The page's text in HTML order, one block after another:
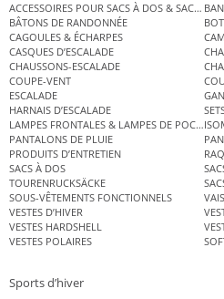
ACCESSOIRES POUR SACS À DOS & SACS
BÂTONS DE RANDONNÉE
CAGOULES & ÉCHARPES
CASQUES D’ESCALADE
CHAUSSONS-ESCALADE
COUPE-VENT
ESCALADE
HARNAIS D’ESCALADE
LAMPES FRONTALES & LAMPES DE POCHE
PANTALONS DE PLUIE
PRODUITS D’ENTRETIEN
SACS À DOS
TOURENRUCKSÄCKE
SOUS-VÊTEMENTS FONCTIONNELS
VESTES D’HIVER
VESTES HARDSHELL
VESTES POLAIRES
Sports d’hiver